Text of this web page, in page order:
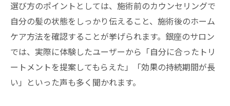
対策
施術内容や価格で髪質改善サロンを徹底比
較
口コミでも人気の髪質改善施術とは何か
口コミ評価が高い髪質改善施術の共通点
髪質改善トリートメントの口コミポイント
選び方のポイントとしては、施術前のカウンセリングで
自分の髪の状態をしっかり伝えること、施術後のホーム
ケア方法を確認することが挙げられます。銀座のサロン
では、実際に体験したユーザーから「自分に合ったトリ
ートメントを提案してもらえた」「効果の持続期間が長
い」といった声も多く聞かれます。